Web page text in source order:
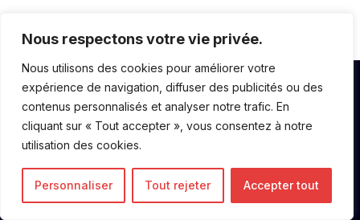
Nous respectons votre vie privée.
Nous utilisons des cookies pour améliorer votre
expérience de navigation, diffuser des publicités ou des
contenus personnalisés et analyser notre trafic. En
cliquant sur « Tout accepter », vous consentez à notre
utilisation des cookies.
Personnaliser Tout rejeter Accepter tout
Nos solutions